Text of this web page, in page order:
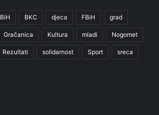
BiH BKC djeca FBiH grad
Gračanica Kultura mladi Nogomet
Rezultati solidarnost Sport sreca